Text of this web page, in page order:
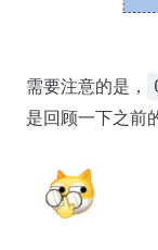
需要注意的是，
是回顾一下之前